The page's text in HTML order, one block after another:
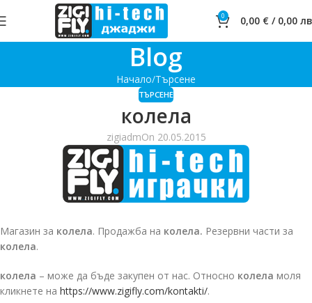
0 0,00 € / 0,00
Blog
Начало Търсене
ТЪРСЕНЕ
колела
zigiadmOn 20.05.2015
Магазин за колела. Продажба на колела. Резервни части за
колела.
колела – може да бъде закупен от нас. Относно колела моля
кликнете на https://www.zigifly.com/kontakti/.